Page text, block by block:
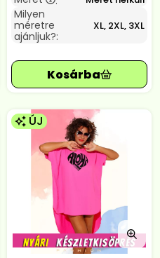
Milyen
méretre
ajánljuk?:
XL, 2XL, 3XL
ÚJ